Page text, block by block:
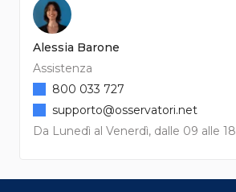
Alessia Barone
Assistenza
Da Lunedì al Venerdì, dalle 09 alle 18
800 033 727
supporto@osservatori.net